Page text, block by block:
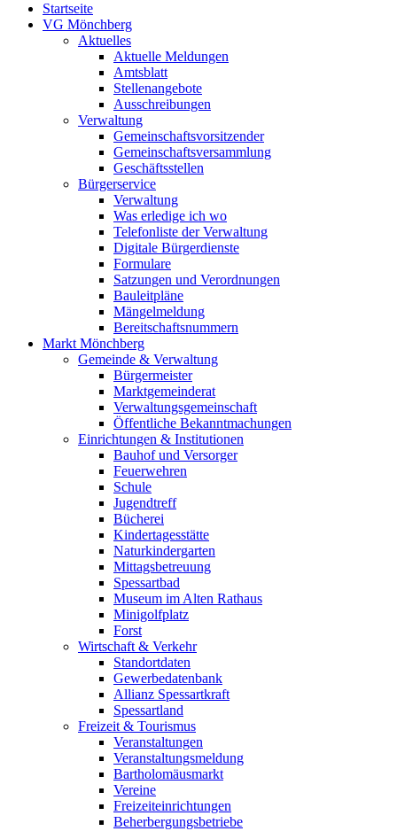
Startseite
VG Mönchberg
Aktuelles
Aktuelle Meldungen
Amtsblatt
Stellenangebote
Ausschreibungen
Verwaltung
Gemeinschaftsvorsitzender
Gemeinschaftsversammlung
Geschäftsstellen
Bürgerservice
Verwaltung
Was erledige ich wo
Telefonliste der Verwaltung
Digitale Bürgerdienste
Formulare
Satzungen und Verordnungen
Bauleitpläne
Mängelmeldung
Bereitschaftsnummern
Markt Mönchberg
Gemeinde & Verwaltung
Bürgermeister
Marktgemeinderat
Verwaltungsgemeinschaft
Öffentliche Bekanntmachungen
Einrichtungen & Institutionen
Bauhof und Versorger
Feuerwehren
Schule
Jugendtreff
Bücherei
Kindertagesstätte
Naturkindergarten
Mittagsbetreuung
Spessartbad
Museum im Alten Rathaus
Minigolfplatz
Forst
Wirtschaft & Verkehr
Standortdaten
Gewerbedatenbank
Allianz Spessartkraft
Spessartland
Freizeit & Tourismus
Veranstaltungen
Veranstaltungsmeldung
Bartholomäusmarkt
Vereine
Freizeiteinrichtungen
Beherbergungsbetriebe